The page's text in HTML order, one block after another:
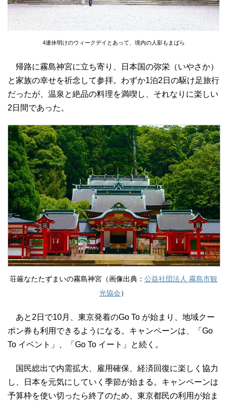
4連休明けのウィークデイとあって、境内の人影もまばら
帰路に霧島神宮に立ち寄り、日本国の弥栄（いやさか）
と家族の幸せを祈念して参拝。わずか1泊2日の駆け足旅行
だったが、温泉と絶品の料理を満喫し、それなりに楽しい
2日間であった。
荘厳なたたずまいの霧島神宮（画像出典： 公益社団法人 霧島市観
光協会）
あと2日で10月、東京発着のGo To が始まり、地域クー
ポン券も利用できるようになる。キャンペーンは、「Go
To イベント」、「Go To イート」と続く。
国民総出で内需拡大、雇用確保、経済回復に楽しく協力
し、日本を元気にしていく季節が始まる。キャンペーンは
予算枠を使い切ったら終了のため、東京都民の利用が始ま